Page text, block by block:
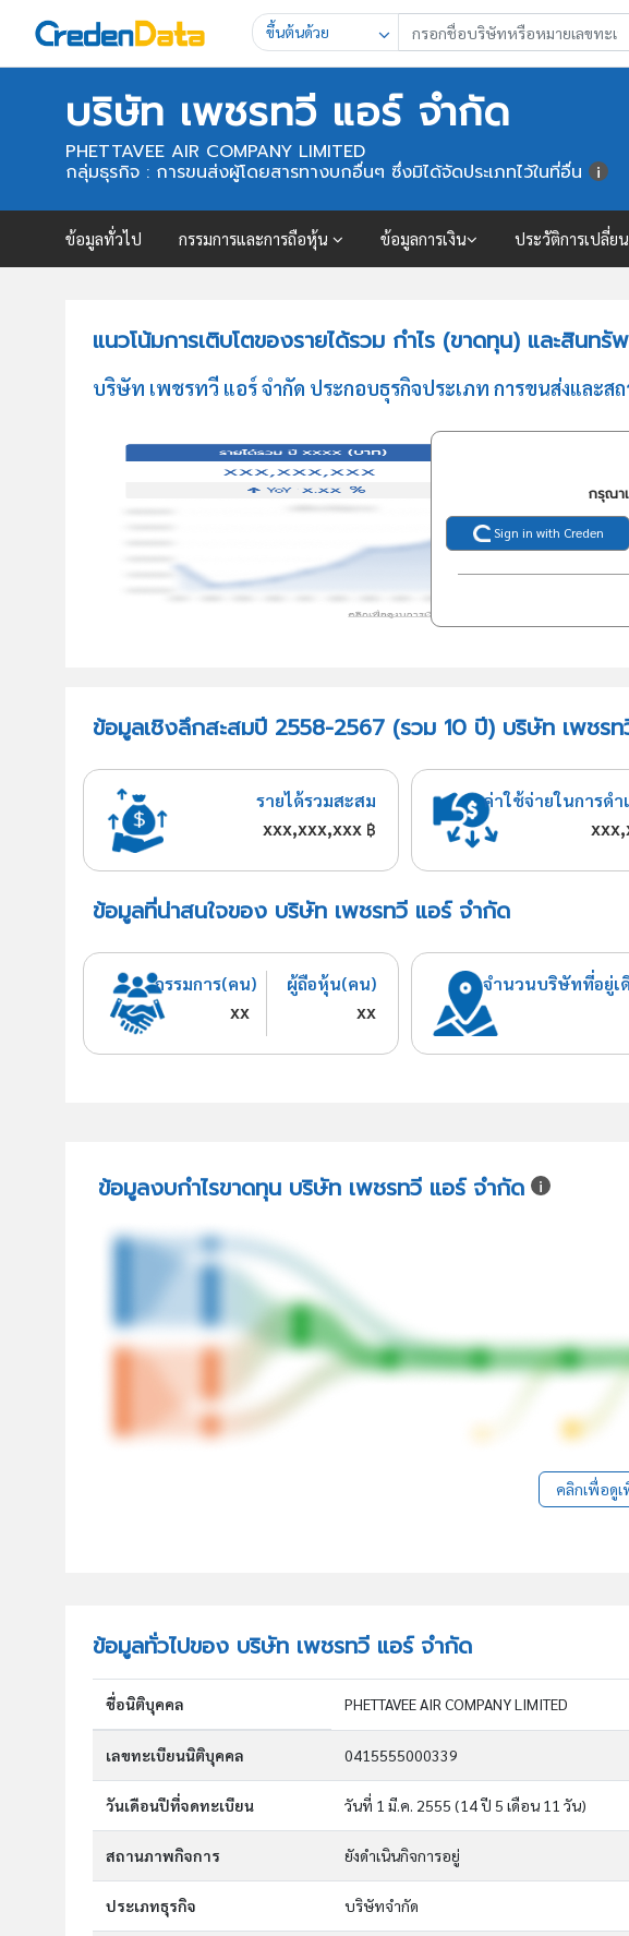
ขึ้นต้นด้วย
บริษัท เพชรทวี แอร์ จำกัด
PHETTAVEE AIR COMPANY LIMITED
กลุ่มธุรกิจ : การขนส่งผู้โดยสารทางบกอื่นๆ ซึ่งมิได้จัดประเภทไว้ในที่อื่น
ข้อมูลทั่วไป กรรมการและการถือหุ้น ข้อมูลการเงิน ประวัติการเปลี่ย
แนวโน้มการเติบโตของรายได้รวม กำไร (ขาดทุน) และสินท
บริษัท เพชรทวี แอร์ จำกัด ประกอบธุรกิจประเภท การขนส่งและ
กรุณา
Sign in with Creden
ข้อมูลเชิงลึกสะสมปี 2558-2567 (รวม 10 ปี) บริษัท เพชร
รายได้รวมสะสม
xxx,xxx,xxx ฿
ค่าใช้จ่ายในการด
ข้อมูลที่น่าสนใจของ บริษัท เพชรทวี แอร์ จำกัด
กรรมการ(คน)
xx
ผู้ถือหุ้น(คน)
xx
จำนวนบริษัทที่อยู่เ
ข้อมูลงบกำไรขาดทุน บริษัท เพชรทวี แอร์ จำกัด
คลิกเพื่อดูเ
ข้อมูลทั่วไปของ บริษัท เพชรทวี แอร์ จำกัด
ชื่อนิติบุคคล PHETTAVEE AIR COMPANY LIMITED
เลขทะเบียนนิติบุคคล 0415555000339
วันเดือนปีที่จดทะเบียน วันที่ 1 มี.ค. 2555 (14 ปี 5 เดือน 11 วัน)
สถานภาพกิจการ ยังดำเนินกิจการอยู่
ประเภทธุรกิจ บริษัทจำกัด